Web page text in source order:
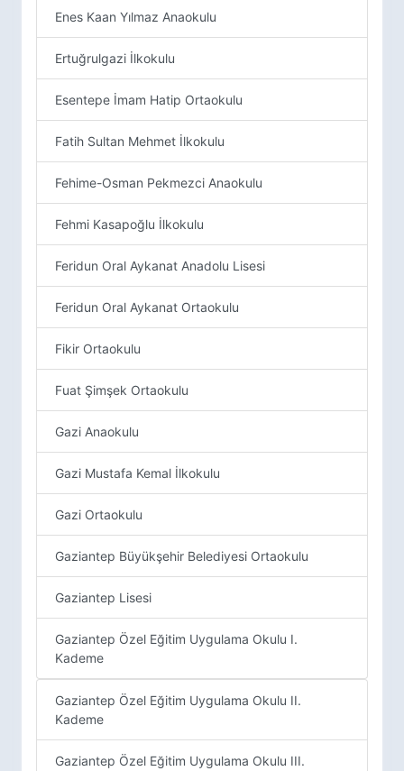
Enes Kaan Yılmaz Anaokulu
Ertuğrulgazi İlkokulu
Esentepe İmam Hatip Ortaokulu
Fatih Sultan Mehmet İlkokulu
Fehime-Osman Pekmezci Anaokulu
Fehmi Kasapoğlu İlkokulu
Feridun Oral Aykanat Anadolu Lisesi
Feridun Oral Aykanat Ortaokulu
Fikir Ortaokulu
Fuat Şimşek Ortaokulu
Gazi Anaokulu
Gazi Mustafa Kemal İlkokulu
Gazi Ortaokulu
Gaziantep Büyükşehir Belediyesi Ortaokulu
Gaziantep Lisesi
Gaziantep Özel Eğitim Uygulama Okulu I.
Kademe
Gaziantep Özel Eğitim Uygulama Okulu II.
Kademe
Gaziantep Özel Eğitim Uygulama Okulu III.